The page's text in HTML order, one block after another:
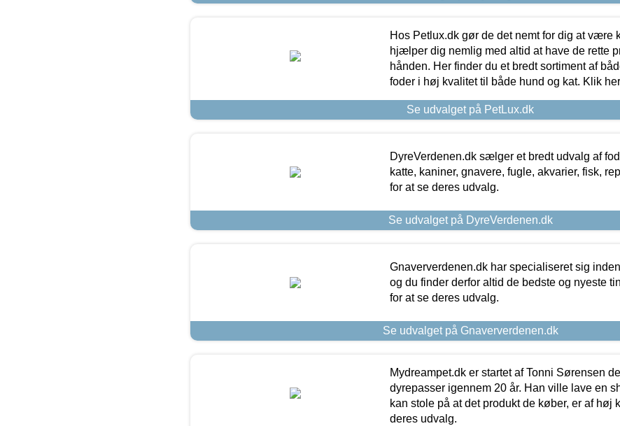
Hos Petlux.dk gør de det nemt for dig at være
hjælper dig nemlig med altid at have de rette
hånden. Her finder du et bredt sortiment af
foder i høj kvalitet til både hund og kat. Klik
Se udvalget på PetLux.dk
DyreVerdenen.dk sælger et bredt udvalg af
katte, kaniner, gnavere, fugle, akvarier, fisk,
for at se deres udvalg.
Se udvalget på DyreVerdenen.dk
Gnaververdenen.dk har specialiseret sig
og du finder derfor altid de bedste og nyeste
for at se deres udvalg.
Se udvalget på Gnaververdenen.dk
Mydreampet.dk er startet af Tonni Sørensen
dyrepasser igennem 20 år. Han ville lave en
kan stole på at det produkt de køber, er af høj
deres udvalg.